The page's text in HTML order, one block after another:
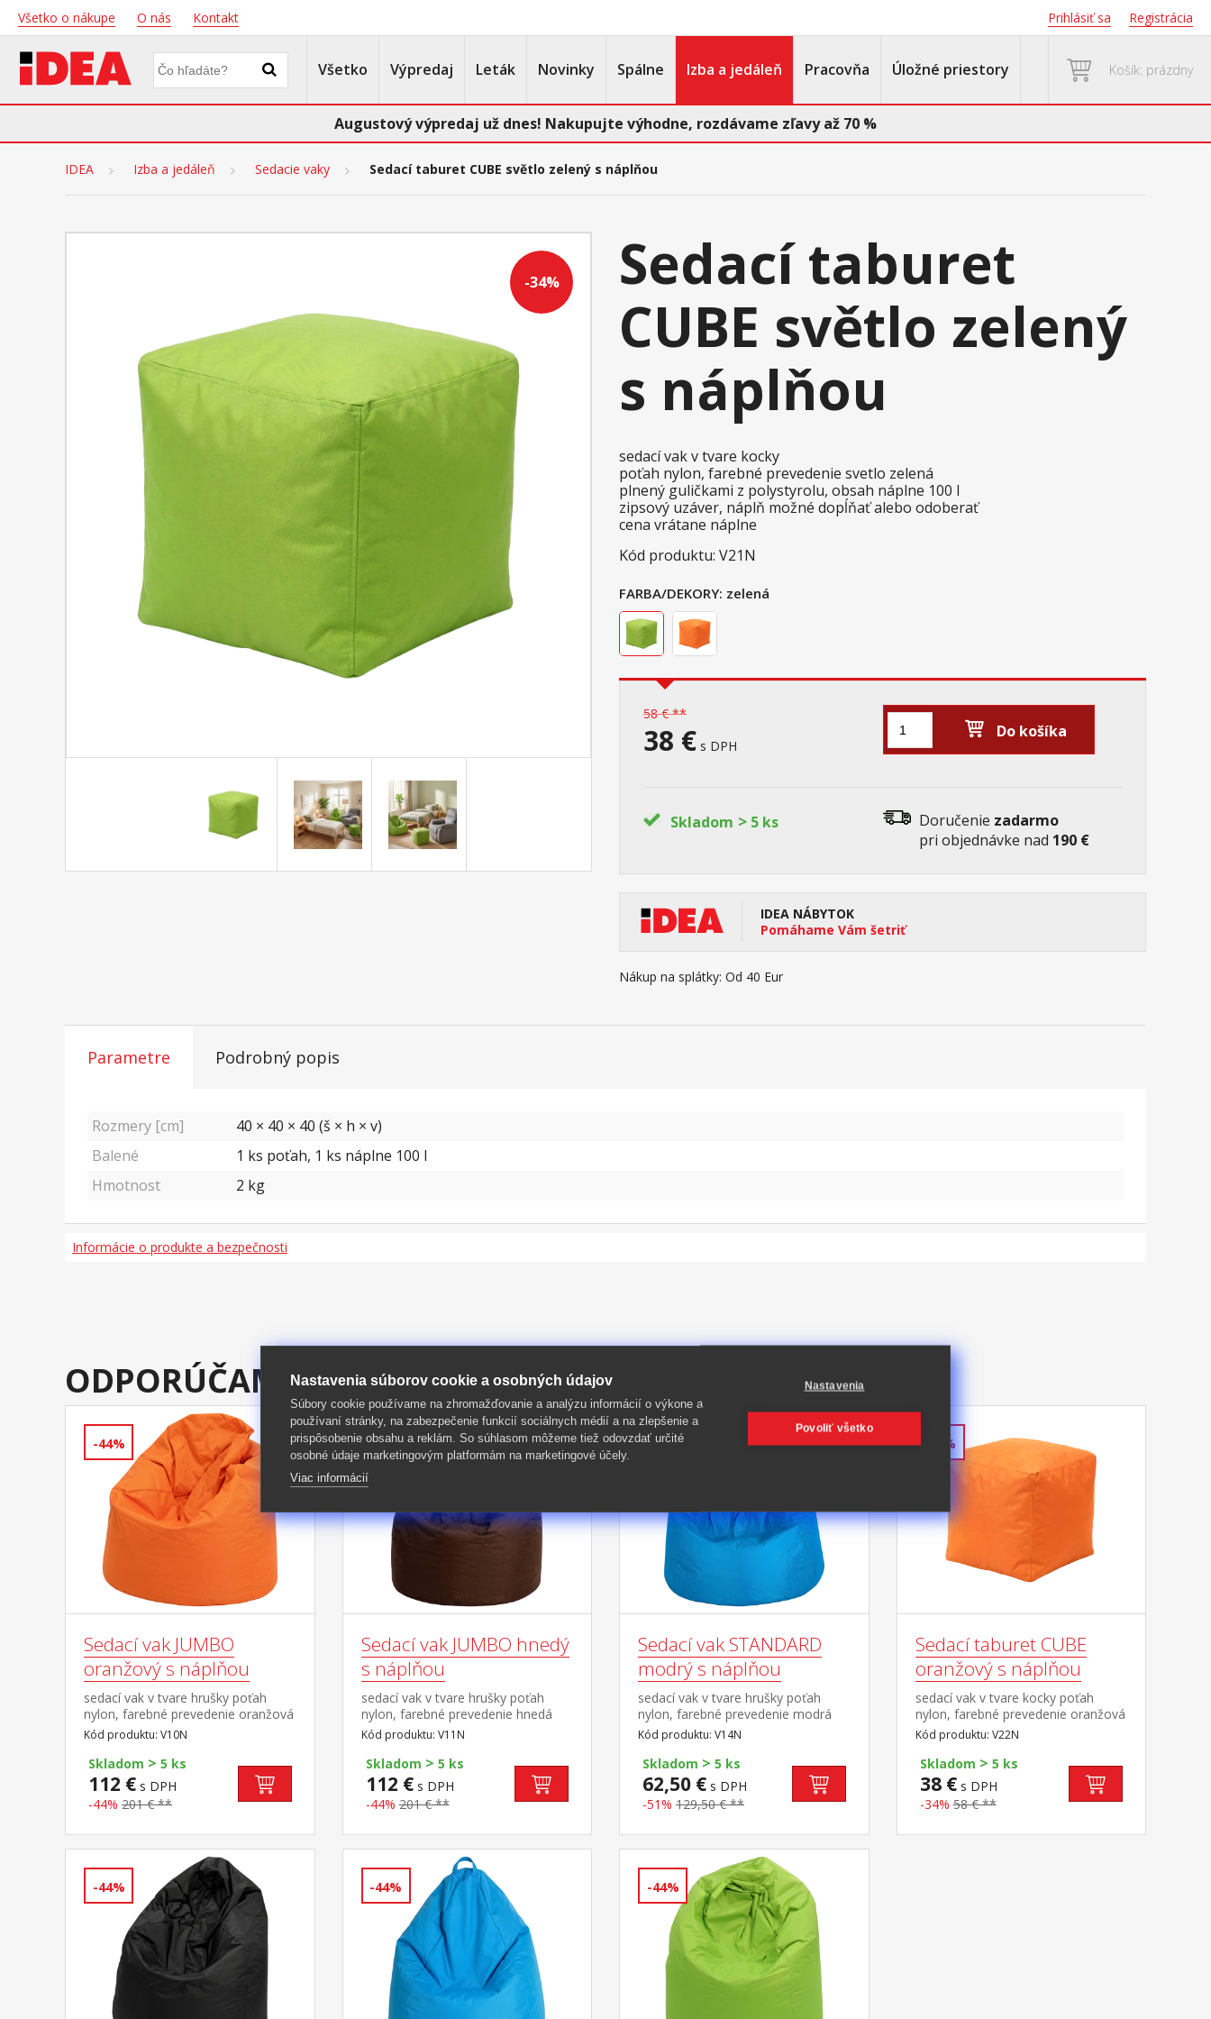
Všetko o nákupe O nás Kontakt Prihlásiť sa Registrácia
Všetko Výpredaj Leták Novinky Spálne Izba a jedáleň Pracovňa Úložné priestory Košík: prázdny
Augustový výpredaj už dnes! Nakupujte výhodne, rozdávame zľavy až 70 %
IDEA Izba a jedáleň Sedacie vaky Sedací taburet CUBE světlo zelený s náplňou
-34%
Sedací taburet
CUBE světlo zelený
s náplňou
sedací vak v tvare kocky
poťah nylon, farebné prevedenie svetlo zelená
plnený guličkami z polystyrolu, obsah náplne 100 l
zipsový uzáver, náplň možné dopĺňať alebo odoberať
cena vrátane náplne
Kód produktu: V21N
FARBA/DEKORY: zelená
58 € **
38 € s DPH
Do košíka
Skladom > 5 ks Doručenie zadarmo
pri objednávke nad 190 €
IDEA NÁBYTOK
Pomáhame Vám šetriť
Nákup na splátky: Od 40 Eur
Parametre Podrobný popis
Rozmery [cm]
40 × 40 × 40 (š × h × v)
Balené
1 ks poťah, 1 ks náplne 100 l
Hmotnost
2 kg
Informácie o produkte a bezpečnosti
ODPORÚČAME DOKÚPIŤ
-44%
Sedací vak JUMBO
oranžový s náplňou
sedací vak v tvare hrušky poťah
nylon, farebné prevedenie oranžová
plnený guličkami z polystyrolu,
obsah náplne 400 l zipsový uzáver,
náplň možné dopĺňať alebo
odoberať cena vrátane náplne
Kód produktu: V10N
Skladom > 5 ks
112 € s DPH
-44% 201 € **
-44%
Sedací vak JUMBO hnedý
s náplňou
sedací vak v tvare hrušky poťah
nylon, farebné prevedenie hnedá
plnený guličkami z polystyrolu,
obsah náplne 400 l zipsový uzáver,
náplň možné dopĺňať alebo
odoberať cena vrátane náplne
Kód produktu: V11N
Skladom > 5 ks
112 €s DPH
-44% 201 € **
-51%
Sedací vak STANDARD
modrý s náplňou
sedací vak v tvare hrušky poťah
nylon, farebné prevedenie modrá
plnený guličkami z polystyrolu,
obsah náplne 150 l zipsový uzáver,
náplň možné dopĺňať alebo
odoberať cena vrátane náplne
Kód produktu: V14N
Skladom > 5 ks
62,50 € s DPH
-51% 129,50 € **
-34%
Sedací taburet CUBE
oranžový s náplňou
sedací vak v tvare kocky poťah
nylon, farebné prevedenie oranžová
plnený guličkami z polystyrolu,
obsah náplne 100 l zipsový uzáver,
náplň možné dopĺňať alebo
odoberať cena vrátane náplne
Kód produktu: V22N
Skladom > 5 ks
38 €s DPH
-34% 58 € **
-44% -44% -44%
Nastavenia súborov cookie a osobných údajov
Súbory cookie používame na zhromažďovanie a analýzu informácií o výkone a
používaní stránky, na zabezpečenie funkcií sociálnych médií a na zlepšenie a
prispôsobenie obsahu a reklám. So súhlasom môžeme tiež odovzdať určité
osobné údaje marketingovým platformám na marketingové účely.
Viac informácií
Nastavenia
Povoliť všetko